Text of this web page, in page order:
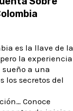
es la llave de la
la experiencia
sueño a una
los secretos del
Conoce